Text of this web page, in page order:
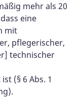
mehr als 20
eine
mit
pflegerischer,
technischer
(§ 6 Abs. 1